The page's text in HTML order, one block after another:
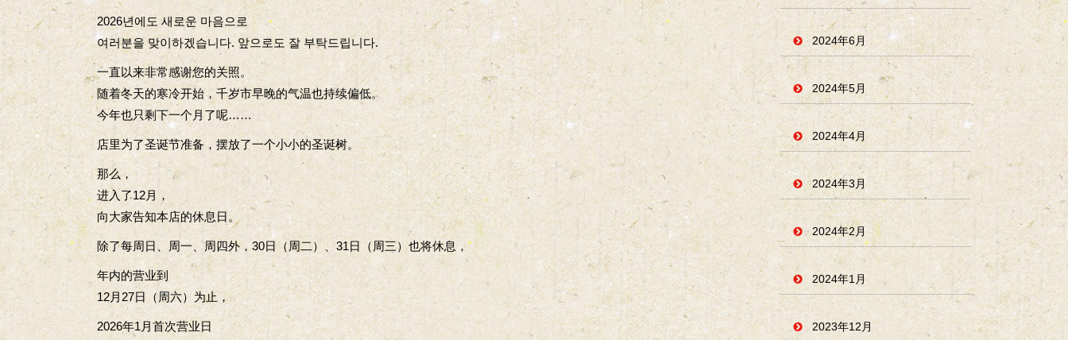
2026년에도 새로운 마음으로
여러분을 맞이하겠습니다. 앞으로도 잘 부탁드립니다.
一直以来非常感谢您的关照。
随着冬天的寒冷开始，千岁市早晚的气温也持续偏低。
今年也只剩下一个月了呢……
店里为了圣诞节准备，摆放了一个小小的圣诞树。
那么，
进入了12月，
向大家告知本店的休息日。
除了每周日、周一、周四外，30日（周二）、31日（周三）也将休息，
年内的营业到
12月27日（周六）为止，
2026年1月首次营业日
2024年6月
2024年5月
2024年4月
2024年3月
2024年2月
2024年1月
2023年12月